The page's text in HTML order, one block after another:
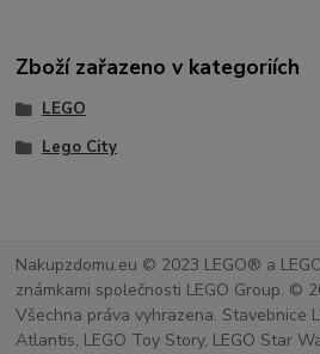
Zboží zařazeno v kategoriích
LEGO
Lego City
Nakupzdomu.eu © 2023 LEGO® a
známkami společnosti LEGO Group. ©
Všechna práva vyhrazena. Stavebnice
Atlantis, LEGO Toy Story, LEGO Star